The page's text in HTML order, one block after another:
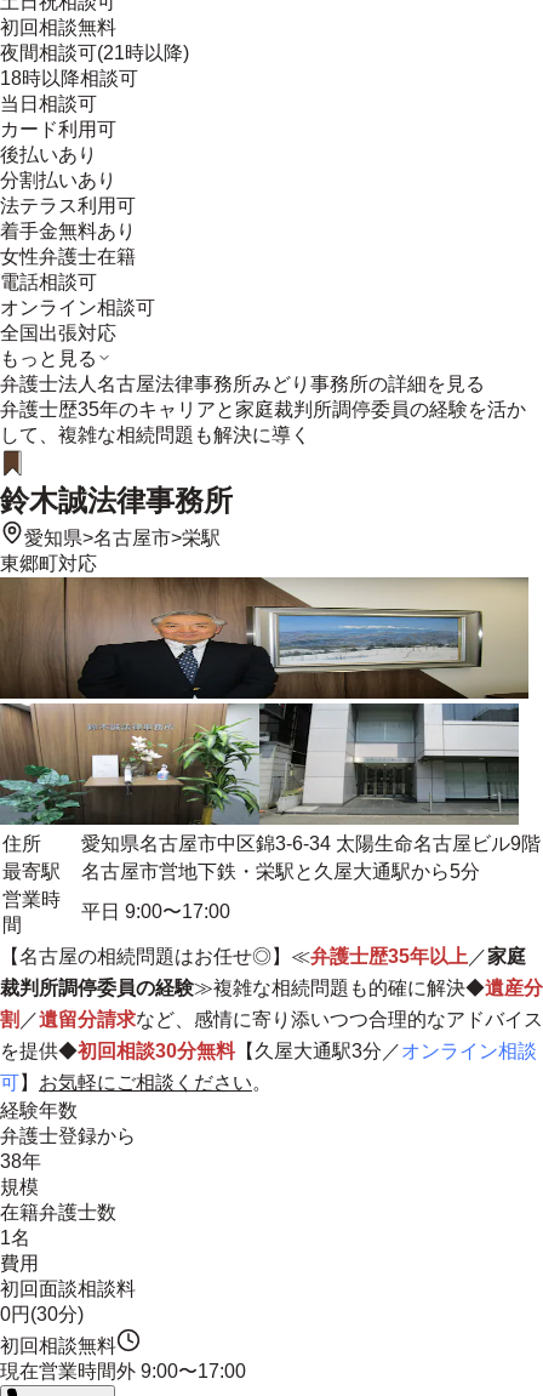
初回相談無料
夜間相談可(21時以降)
18時以降相談可
当日相談可
カード利用可
後払いあり
分割払いあり
法テラス利用可
着手金無料あり
女性弁護士在籍
電話相談可
オンライン相談可
全国出張対応
もっと見る
弁護士法人名古屋法律事務所みどり事務所の詳細を見る
弁護士歴35年のキャリアと家庭裁判所調停委員の経験を活か
して、複雑な相続問題も解決に導く
鈴木誠法律事務所
愛知県>名古屋市>栄駅
東郷町対応
住所
愛知県名古屋市中区錦3-6-34 太陽生命名古屋ビル9階
最寄駅
名古屋市営地下鉄・栄駅と久屋大通駅から5分
営業時
間
平日 9:00〜17:00
【名古屋の相続問題はお任せ◎】≪弁護士歴35年以上 ／家庭
裁判所調停委員の経験≫複雑な相続問題も的確に解決◆遺産分
割 ／遺留分請求など、感情に寄り添いつつ合理的なアドバイス
を提供◆初回相談30分無料【久屋大通駅3分／オンライン相談
可】 お気軽にご相談ください。
経験年数
弁護士登録から
38年
規模
在籍弁護士数
1名
費用
初回面談相談料
0円(30分)
初回相談無料
現在営業時間外 9:00〜17:00